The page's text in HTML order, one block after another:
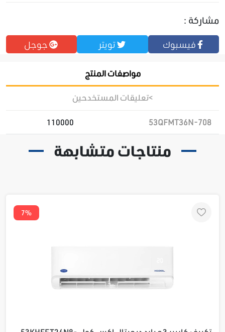
مشاركة :
فيسبوك تويتر جوجل
مواصفات المنتج
>تعليقات المستخدحين
53QFMT36N-708
110000
منتاجات متشابهة
7%